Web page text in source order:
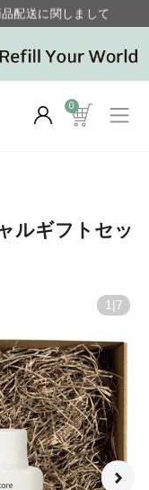
配送に関しまして
ントアップデー”
0
ルギフトセッ
1 | 7